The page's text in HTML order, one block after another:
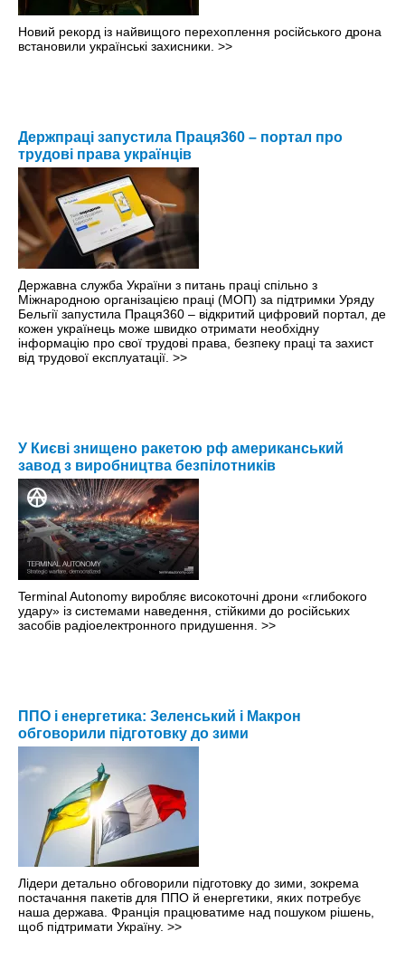
Новий рекорд із найвищого перехоплення російського дрона
встановили українські захисники. >>
Держпраці запустила Праця360 – портал про
трудові права українців
Державна служба України з питань праці спільно з
Міжнародною організацією праці (МОП) за підтримки Уряду
Бельгії запустила Праця360 – відкритий цифровий портал, де
кожен українець може швидко отримати необхідну
інформацію про свої трудові права, безпеку праці та захист
від трудової експлуатації. >>
У Києві знищено ракетою рф американський
завод з виробництва безпілотників
Terminal Autonomy виробляє високоточні дрони «глибокого
удару» із системами наведення, стійкими до російських
засобів радіоелектронного придушення. >>
ППО і енергетика: Зеленський і Макрон
обговорили підготовку до зими
Лідери детально обговорили підготовку до зими, зокрема
постачання пакетів для ППО й енергетики, яких потребує
наша держава. Франція працюватиме над пошуком рішень,
щоб підтримати Україну. >>